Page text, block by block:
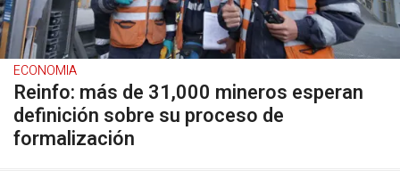
ECONOMIA
Reinfo: más de 31,000 mineros esperan
definición sobre su proceso de
formalización